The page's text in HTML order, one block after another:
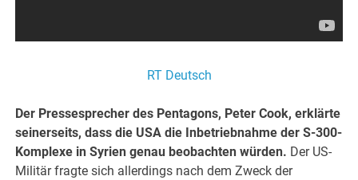
RT Deutsch
Der Pressesprecher des Pentagons, Peter Cook, erklärte
seinerseits, dass die USA die Inbetriebnahme der S-300-
Komplexe in Syrien genau beobachten würden. Der US-
Militär fragte sich allerdings nach dem Zweck der